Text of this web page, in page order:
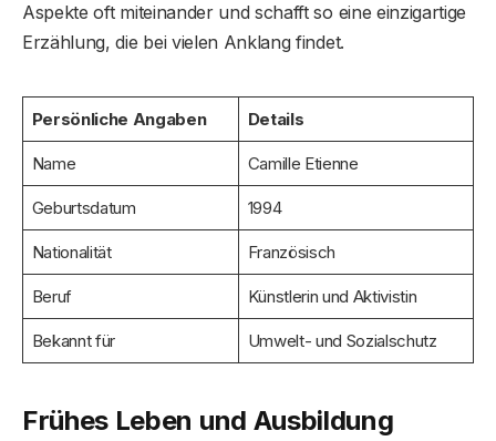
Aspekte oft miteinander und schafft so eine einzigartige
Erzählung, die bei vielen Anklang findet.
Persönliche Angaben Details
Name Camille Etienne
Geburtsdatum 1994
Nationalität Französisch
Beruf Künstlerin und Aktivistin
Bekannt für Umwelt- und Sozialschutz
Frühes Leben und Ausbildung